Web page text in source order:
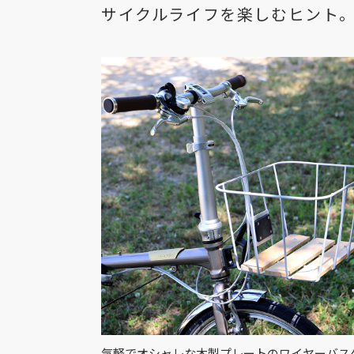
サイクルライフを楽しむヒント